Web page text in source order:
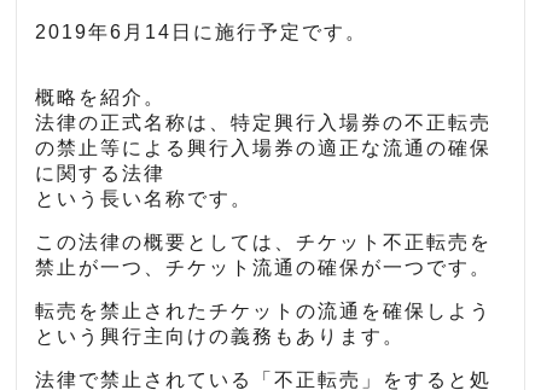
2019年6月14日に施行予定です。
概略を紹介。
法律の正式名称は、特定興行入場券の不正転売
の禁止等による興行入場券の適正な流通の確保
に関する法律
という長い名称です。
この法律の概要としては、チケット不正転売を
禁止が一つ、チケット流通の確保が一つです。
転売を禁止されたチケットの流通を確保しよう
という興行主向けの義務もあります。
法律で禁止されている「不正転売」をすると処